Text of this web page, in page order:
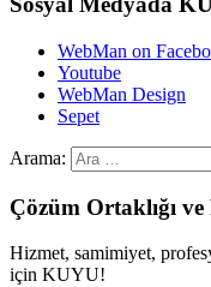
WebMan on
Youtube
WebMan Design
Sepet
Arama:
Çözüm Ortaklığı ve
Hizmet, samimiyet,
için KUYU!